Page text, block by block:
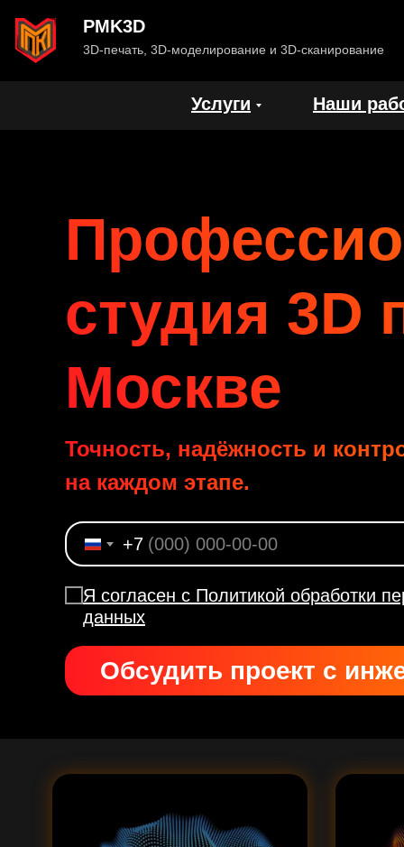
PMK3D
3D-печать, 3D-моделирование и 3D-сканирование
Услуги Наши
Точность, надёжность и
на каждом этапе.
Обсудить проект с
студия 3D
Москве
+7
Я согласен с Политикой обработки
данных
.